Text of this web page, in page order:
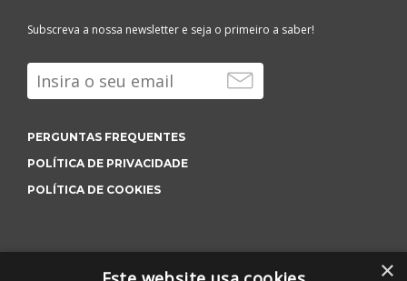
Subscreva a nossa newsletter e seja o primeiro a saber!
PERGUNTAS FREQUENTES
POLÍTICA DE PRIVACIDADE
POLÍTICA DE COOKIES
×